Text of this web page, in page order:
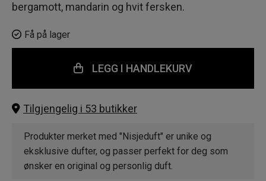
bergamott, mandarin og hvit fersken.
Få på lager
LEGG I HANDLEKURV
Tilgjengelig i 53 butikker
Produkter merket med "Nisjeduft" er unike og
eksklusive dufter, og passer perfekt for deg som
ønsker en original og personlig duft.